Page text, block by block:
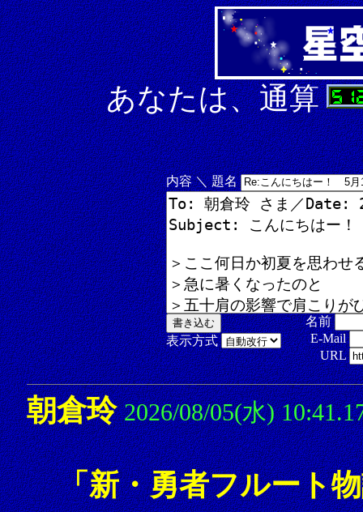
あなたは、通算
内容 ＼ 題名
表示方式
名前
E-Mail
URL
朝倉玲 2026/08/05(水)
「新・勇者フルート